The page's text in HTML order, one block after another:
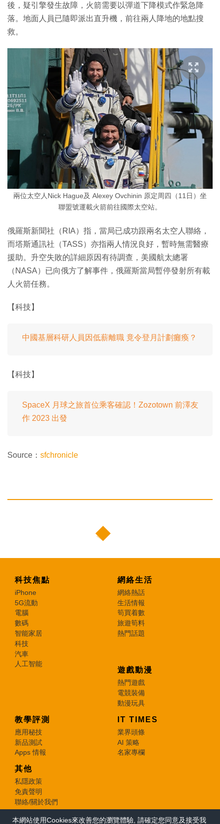
本網站使用Cookies來改善您的瀏覽體驗, 請確定您同意及接受我
後，疑引擎發生故障，火箭需要以彈道下降模式作緊急降
落。地面人員已隨即派出直升機，前往兩人降地的地點搜
救。
兩位太空人Nick Hague及 Alexey Ovchinin 原定周四（11日）坐
聯盟號運載火箭前往國際太空站。
俄羅斯新聞社（RIA）指，當局已成功跟兩名太空人聯絡，
而塔斯通訊社（TASS）亦指兩人情況良好，暫時無需醫療
援助。升空失敗的詳細原因有待調查，美國航太總署
（NASA）已向俄方了解事件，俄羅斯當局暫停發射所有載
人火箭任務。
【科技】
中國基層科研人員因低薪離職 竟令登月計劃癱瘓？
【科技】
SpaceX 月球之旅首位乘客確認！Zozotown 前澤友
作 2023 出發
Source： sfchronicle
科技焦點
iPhone
5G流動
電腦
數碼
智能家居
科技
汽車
人工智能
網絡生活
網絡熱話
生活情報
筍買着數
旅遊筍料
熱門話題
遊戲動漫
熱門遊戲
電競裝備
動漫玩具
教學評測
應用秘技
新品測試
Apps 情報
IT TIMES
業界頭條
AI 策略
名家專欄
其他
私隱政策
免責聲明
聯絡/關於我們
© 2026 e-zone. All Rights Reserved.